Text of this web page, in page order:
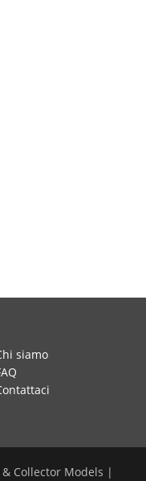
siamo
Collector Models |